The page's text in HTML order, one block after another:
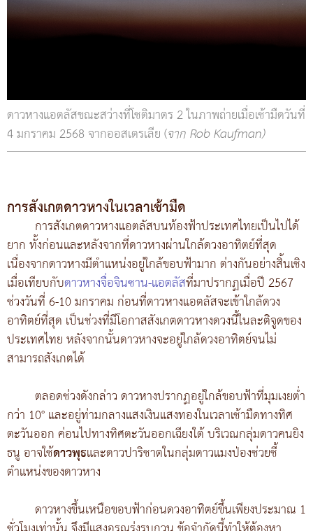
ดาวหางแอตลัสขณะสว่างที่โชติมาตร 2 ในภาพถ่ายเมื่อเช้ามืดวันที่
4 มกราคม 2568 จากออสเตรเลีย (จาก Rob Kaufman)
การสังเกตดาวหางในเวลาเช้ามืด
การสังเกตดาวหางแอตลัสบนท้องฟ้าประเทศไทยเป็นไปได้
ยาก ทั้งก่อนและหลังจากที่ดาวหางผ่านใกล้ดวงอาทิตย์ที่สุด
เนื่องจากดาวหางมีตำแหน่งอยู่ใกล้ขอบฟ้ามาก ต่างกันอย่างสิ้นเชิง
เมื่อเทียบกับดาวหางจื่อจินซาน-แอตลัสที่มาปรากฏเมื่อปี 2567
ช่วงวันที่ 6-10 มกราคม ก่อนที่ดาวหางแอตลัสจะเข้าใกล้ดวง
อาทิตย์ที่สุด เป็นช่วงที่มีโอกาสสังเกตดาวหางดวงนี้ในละติจูดของ
ประเทศไทย หลังจากนั้นดาวหางจะอยู่ใกล้ดวงอาทิตย์จนไม่
สามารถสังเกตได้
ตลอดช่วงดังกล่าว ดาวหางปรากฏอยู่ใกล้ขอบฟ้าที่มุมเงยต่ำ
กว่า 10° และอยู่ท่ามกลางแสงเงินแสงทองในเวลาเช้ามืดทางทิศ
ตะวันออก ค่อนไปทางทิศตะวันออกเฉียงใต้ บริเวณกลุ่มดาวคนยิง
ธนู อาจใช้ดาวพุธและดาวปาริชาตในกลุ่มดาวแมงป่องช่วยชี้
ตำแหน่งของดาวหาง
ดาวหางขึ้นเหนือขอบฟ้าก่อนดวงอาทิตย์ขึ้นเพียงประมาณ 1